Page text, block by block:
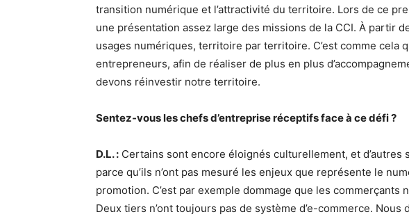
transition numérique et l’attractivité du territoire. Lors de ce
une présentation assez large des missions de la CCI. À partir
usages numériques, territoire par territoire. C’est comme cela
entrepreneurs, afin de réaliser de plus en plus
devons réinvestir notre territoire.
Sentez-vous les chefs d’entreprise réceptifs face à ce défi ?
D.L. : Certains sont encore éloignés culturellement, et
parce qu’ils n’ont pas mesuré les enjeux que représente le
promotion. C’est par exemple dommage que les commerçants
Deux tiers n’ont toujours pas de système d’e-commerce.